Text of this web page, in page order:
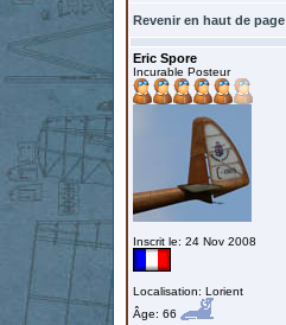
Revenir en haut de page
Eric Spore
Incurable Posteur
Inscrit le: 24 Nov 2008
Localisation: Lorient
Âge: 66